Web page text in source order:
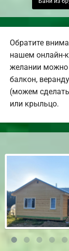
Обратите
нашем онлайн-
желании можно
балкон,
(можем
или крыльцо.